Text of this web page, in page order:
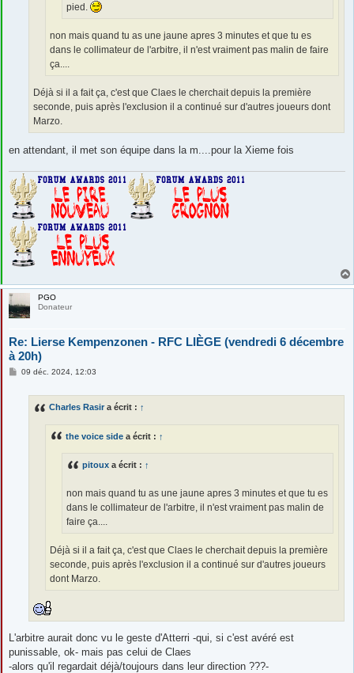
pied.
non mais quand tu as une jaune apres 3 minutes et que tu es
dans le collimateur de l'arbitre, il n'est vraiment pas malin de faire
ça....
Déjà si il a fait ça, c'est que Claes le cherchait depuis la première
seconde, puis après l'exclusion il a continué sur d'autres joueurs dont
Marzo.
en attendant, il met son équipe dans la m....pour la Xieme fois
PGO
Donateur
Re: Lierse Kempenzonen - RFC LIÈGE (vendredi 6 décembre
à 20h)
M09 déc. 2024, 12:03
Charles Rasir a écrit : ↑
the voice side a écrit : ↑
pitoux a écrit : ↑
non mais quand tu as une jaune apres 3 minutes et que tu es
dans le collimateur de l'arbitre, il n'est vraiment pas malin de
faire ça....
Déjà si il a fait ça, c'est que Claes le cherchait depuis la première
seconde, puis après l'exclusion il a continué sur d'autres joueurs
dont Marzo.
L'arbitre aurait donc vu le geste d'Atterri -qui, si c'est avéré est
punissable, ok- mais pas celui de Claes
-alors qu'il regardait déjà/toujours dans leur direction ???-